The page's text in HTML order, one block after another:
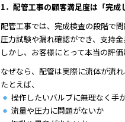
1．配管工事の顧客満足度は「完成
配管工事では、完成検査の段階で
圧力試験や漏れ確認ができ、支持
しかし、お客様にとって本当の評価
なぜなら、配管は実際に流体が流
たとえば、
操作したいバルブに無理なく手
流量や圧力に問題がないか